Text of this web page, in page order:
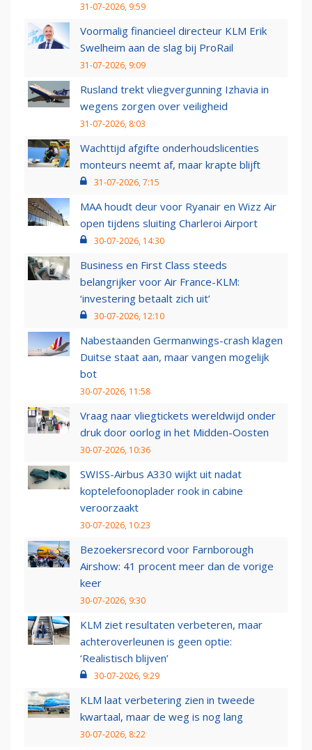
31-07-2026, 9:59
Voormalig financieel directeur KLM Erik
Swelheim aan de slag bij ProRail
31-07-2026, 9:09
Rusland trekt vliegvergunning Izhavia in
wegens zorgen over veiligheid
31-07-2026, 8:03
Wachttijd afgifte onderhoudslicenties
monteurs neemt af, maar krapte blijft
31-07-2026, 7:15
MAA houdt deur voor Ryanair en Wizz Air
open tijdens sluiting Charleroi Airport
30-07-2026, 14:30
Business en First Class steeds
belangrijker voor Air France-KLM:
‘investering betaalt zich uit’
30-07-2026, 12:10
Nabestaanden Germanwings-crash klagen
Duitse staat aan, maar vangen mogelijk
bot
30-07-2026, 11:58
Vraag naar vliegtickets wereldwijd onder
druk door oorlog in het Midden-Oosten
30-07-2026, 10:36
SWISS-Airbus A330 wijkt uit nadat
koptelefoonoplader rook in cabine
veroorzaakt
30-07-2026, 10:23
Bezoekersrecord voor Farnborough
Airshow: 41 procent meer dan de vorige
keer
30-07-2026, 9:30
KLM ziet resultaten verbeteren, maar
achteroverleunen is geen optie:
‘Realistisch blijven’
30-07-2026, 9:29
KLM laat verbetering zien in tweede
kwartaal, maar de weg is nog lang
30-07-2026, 8:22